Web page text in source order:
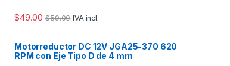
$49.00 $59.00 IVA incl.
Motorreductor DC 12V JGA25-370 620
RPM con Eje Tipo D de 4 mm